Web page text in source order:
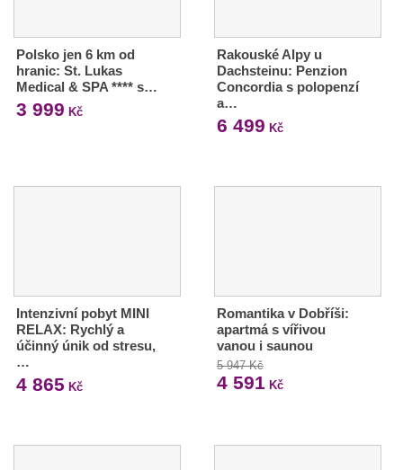
Polsko jen 6 km od
hranic: St. Lukas
Medical & SPA **** s…
3 999 Kč
Rakouské Alpy u
Dachsteinu: Penzion
Concordia s polopenzí
a…
6 499 Kč
Intenzivní pobyt MINI
RELAX: Rychlý a
účinný únik od stresu,
…
4 865 Kč
Romantika v Dobříši:
apartmá s vířivou
vanou i saunou
5 947 Kč
4 591 Kč